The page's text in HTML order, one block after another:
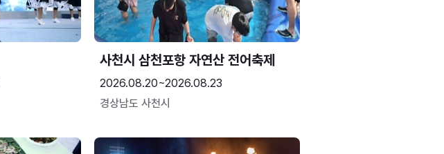
사천시 삼천포항 자연산 전어축제
2026.08.20~2026.08.23
경상남도 사천시